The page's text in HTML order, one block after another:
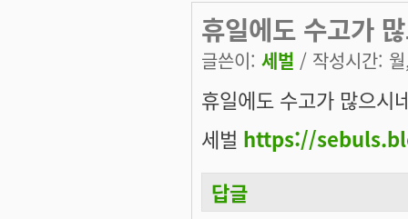
휴일에도 수고가
글쓴이: 세벌 / 작성시간:
휴일에도 수고가 많으시
세벌 https://
답글